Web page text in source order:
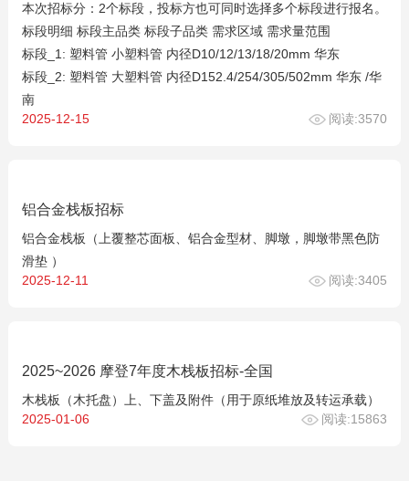
本次招标分：2个标段，投标方也可同时选择多个标段进行报名。
标段明细 标段主品类 标段子品类 需求区域 需求量范围
标段_1: 塑料管 小塑料管 内径D10/12/13/18/20mm 华东
标段_2: 塑料管 大塑料管 内径D152.4/254/305/502mm 华东 /华
南
2025-12-15
阅读:3570
铝合金栈板招标
铝合金栈板（上覆整芯面板、铝合金型材、脚墩，脚墩带黑色防
滑垫 ）
2025-12-11
阅读:3405
2025~2026 摩登7年度木栈板招标-全国
木栈板（木托盘）上、下盖及附件（用于原纸堆放及转运承载）
2025-01-06
阅读:15863